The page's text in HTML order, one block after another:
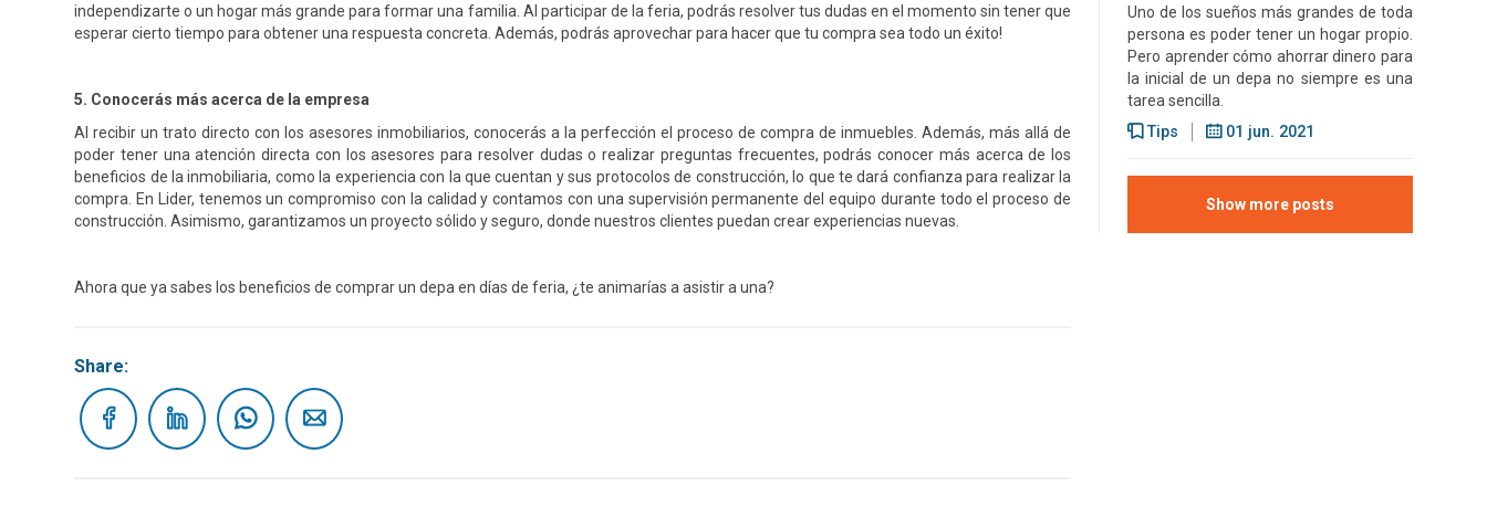
independizarte o un hogar más grande para formar una familia. Al participar de la feria, podrás resolver tus dudas en el momento sin tener que
esperar cierto tiempo para obtener una respuesta concreta. Además, podrás aprovechar para hacer que tu compra sea todo un éxito!
5. Conocerás más acerca de la empresa
Al recibir un trato directo con los asesores inmobiliarios, conocerás a la perfección el proceso de compra de inmuebles. Además, más allá de
poder tener una atención directa con los asesores para resolver dudas o realizar preguntas frecuentes, podrás conocer más acerca de los
beneficios de la inmobiliaria, como la experiencia con la que cuentan y sus protocolos de construcción, lo que te dará confianza para realizar la
compra. En Lider, tenemos un compromiso con la calidad y contamos con una supervisión permanente del equipo durante todo el proceso de
construcción. Asimismo, garantizamos un proyecto sólido y seguro, donde nuestros clientes puedan crear experiencias nuevas.
Ahora que ya sabes los beneficios de comprar un depa en días de feria, ¿te animarías a asistir a una?
Share:
Uno de los sueños más grandes de toda
persona es poder tener un hogar propio.
Pero aprender cómo ahorrar dinero para
la inicial de un depa no siempre es una
tarea sencilla.
Tips 01 jun. 2021
Show more posts